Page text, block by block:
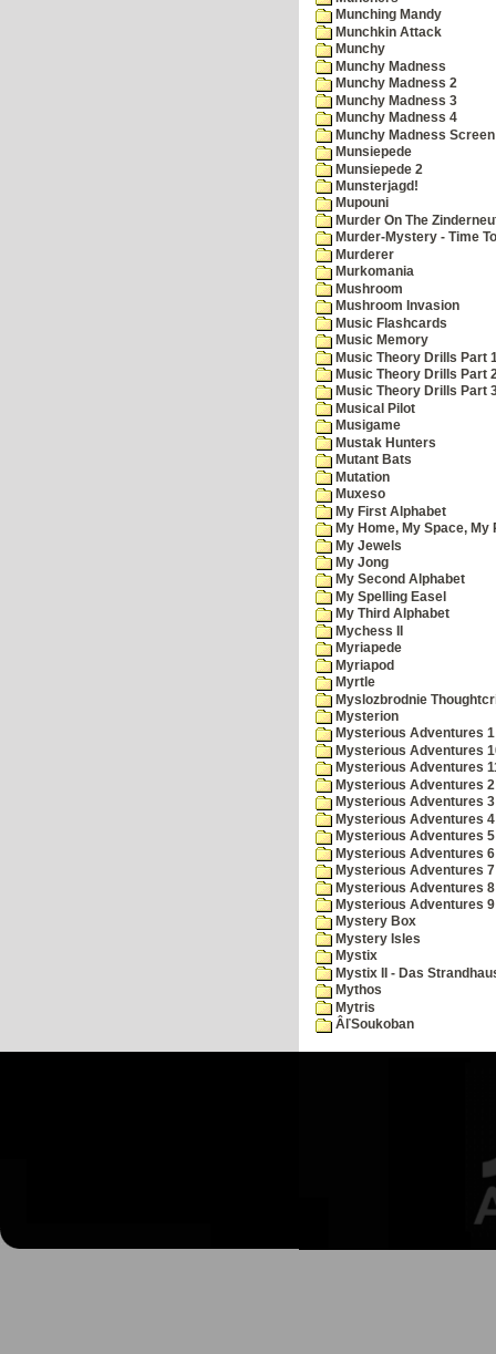
Munching Mandy
Munchkin Attack
Munchy
Munchy Madness
Munchy Madness 2
Munchy Madness 3
Munchy Madness 4
Munchy Madness
Munsiepede
Munsiepede 2
Munsterjagd!
Mupouni
Murder On The
Murder-Mystery - Time
Murderer
Murkomania
Mushroom
Mushroom Invasion
Music Flashcards
Music Memory
Music Theory Drills Part
Music Theory Drills Part
Music Theory Drills Part
Musical Pilot
Musigame
Mustak Hunters
Mutant Bats
Mutation
Muxeso
My First Alphabet
My Home, My Space, My
My Jewels
My Jong
My Second Alphabet
My Spelling Easel
My Third Alphabet
Mychess II
Myriapede
Myriapod
Myrtle
Myslozbrodnie
Mysterion
Mysterious Adventures
Mysterious Adventures
Mysterious Adventures
Mysterious Adventures
Mysterious Adventures
Mysterious Adventures
Mysterious Adventures
Mysterious Adventures
Mysterious Adventures
Mysterious Adventures
Mysterious Adventures
Mystery Box
Mystery Isles
Mystix
Mystix II - Das
Mythos
Mytris
ÂľSoukoban